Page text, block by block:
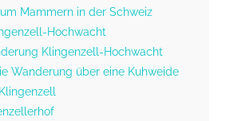
Mammern in der Schweiz
Hochwacht
Klingenzell-Hochwacht
Wanderung über eine Kuhweide